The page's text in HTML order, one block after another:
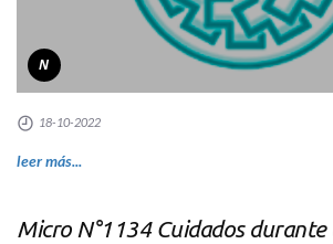
N
18-10-2022
leer más...
Micro N°1134 Cuidados durante